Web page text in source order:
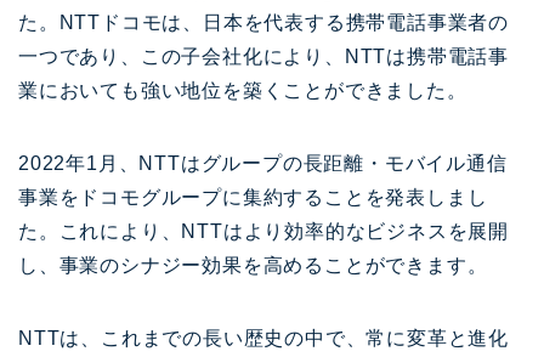
た。NTTドコモは、日本を代表する携帯電話事業者の
一つであり、この子会社化により、NTTは携帯電話事
業においても強い地位を築くことができました。
2022年1月、NTTはグループの長距離・モバイル通信
事業をドコモグループに集約することを発表しまし
た。これにより、NTTはより効率的なビジネスを展開
し、事業のシナジー効果を高めることができます。
NTTは、これまでの長い歴史の中で、常に変革と進化